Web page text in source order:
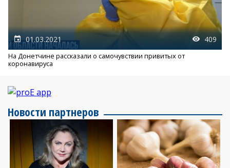
01.03.2021 409
На Донетчине рассказали о самочувствии привитых от
коронавируса
Новости партнеров